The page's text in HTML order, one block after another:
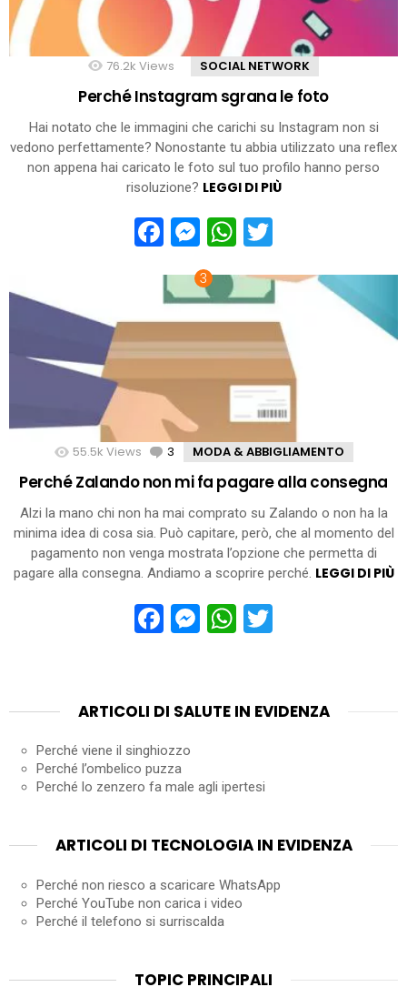
76.2k Views SOCIAL NETWORK
Perché Instagram sgrana le foto
Hai notato che le immagini che carichi su Instagram non si
vedono perfettamente? Nonostante tu abbia utilizzato una reflex
non appena hai caricato le foto sul tuo profilo hanno perso
risoluzione? LEGGI DI PIÙ
Facebook
Messenger
WhatsApp
55.5k Views 3 Comments
MODA & ABBIGLIAMENTO
Perché Zalando non mi fa pagare alla consegna
Alzi la mano chi non ha mai comprato su Zalando o non ha la
minima idea di cosa sia. Può capitare, però, che al momento del
pagamento non venga mostrata l’opzione che permetta di
pagare alla consegna. Andiamo a scoprire perché. LEGGI DI PIÙ
Facebook
Messenger
WhatsApp
ARTICOLI DI SALUTE IN EVIDENZA
Perché viene il singhiozzo
Perché l’ombelico puzza
Perché lo zenzero fa male agli ipertesi
ARTICOLI DI TECNOLOGIA IN EVIDENZA
Perché non riesco a scaricare WhatsApp
Perché YouTube non carica i video
Perché il telefono si surriscalda
TOPIC PRINCIPALI